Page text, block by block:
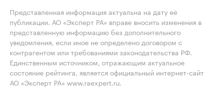
Представленная информация актуальна на дату её
публикации. АО «Эксперт РА» вправе вносить изменения в
представленную информацию без дополнительного
уведомления, если иное не определено договором с
контрагентом или требованиями законодательства РФ.
Единственным источником, отражающим актуальное
состояние рейтинга, является официальный интернет-сайт
АО «Эксперт РА» www.raexpert.ru.